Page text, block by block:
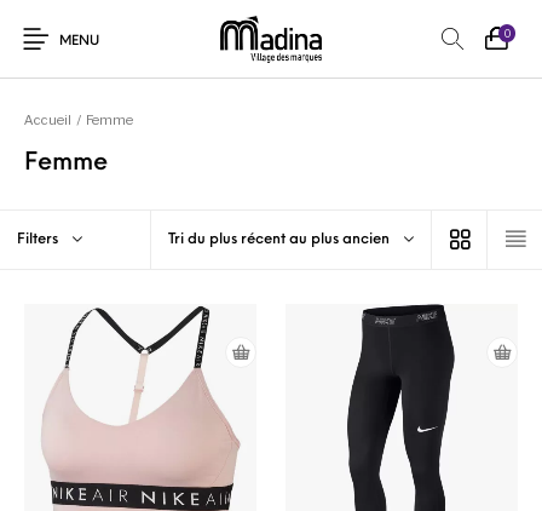
MENU
0
Accueil / Femme
Femme
Filters Tri du plus récent au plus ancien